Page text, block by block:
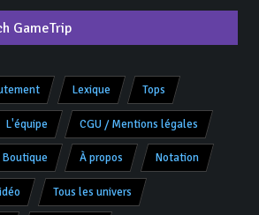
GameTrip
Lexique Tops
L'équipe CGU / Mentions légales
Boutique À propos Notation
Tous les univers